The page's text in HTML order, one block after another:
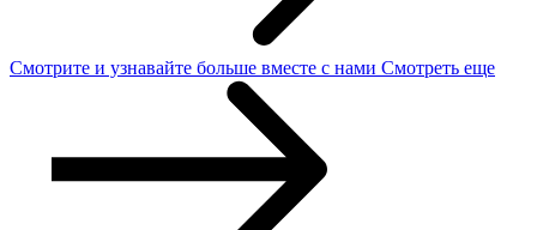
Смотрите и узнавайте больше вместе с нами Смотреть еще